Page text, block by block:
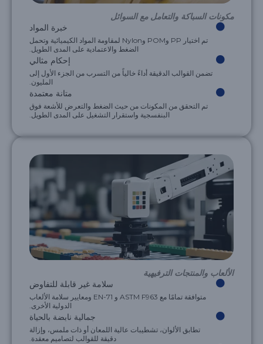
مكونات السباكة والتعامل مع السوائل
خبرة المواد
تم اختيار PP وPOM وNylon لمقاومة المواد الكيميائية وتحمل
الضغط والاعتمادية على المدى الطويل.
إحكام مثالي
تضمن القوالب الدقيقة أداءً خالياً من التسرب من الجزء الأول إلى
المليون.
متانة معتمدة
تم التحقق من المكونات من حيث الضغط والتعرض للأشعة فوق
البنفسجية واستقرار التشغيل على المدى الطويل.
الألعاب والمنتجات الترفيهية
سلامة غير قابلة للتفاوض
متوافقة تمامًا مع ASTM F963 و EN-71 ومعايير سلامة الألعاب
الدولية الأخرى.
جمالية نابضة بالحياة
تطابق الألوان، تشطيبات عالية اللمعان أو ذات ملمس، وإزالة
دقيقة للقوالب لتصاميم معقدة.